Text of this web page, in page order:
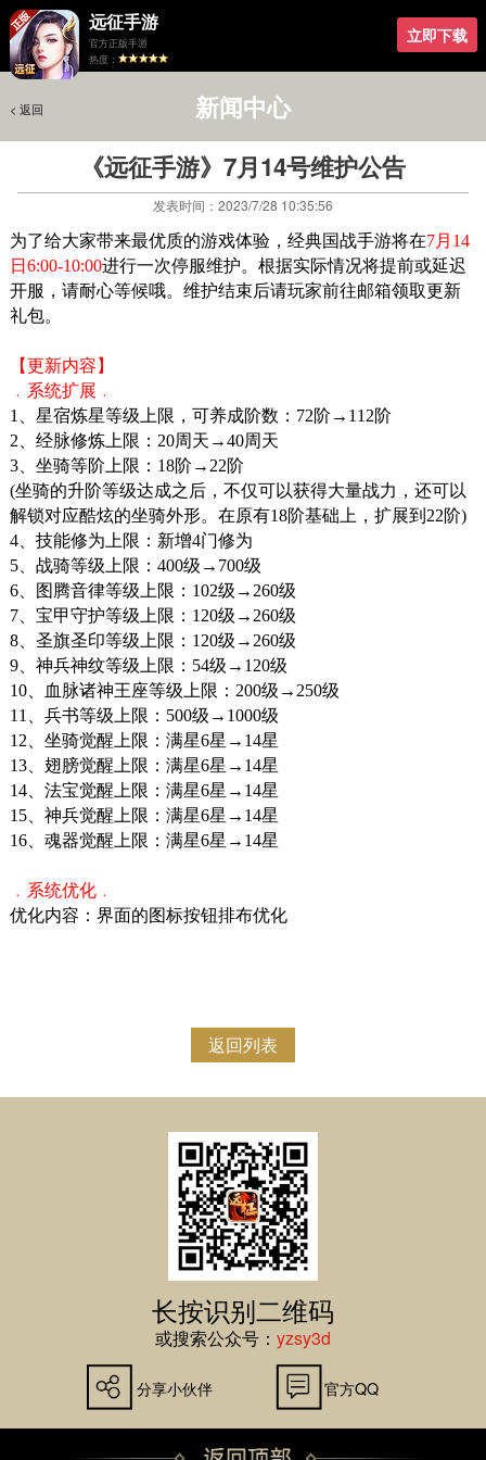
远征手游
官方正版手游
热度：
立即下载
新闻中心
< 返回
< 返回
《远征手游》7月14号维护公告
发表时间：2023/7/28 10:35:56
为了给大家带来最优质的游戏体验，经典国战手游将在7月 14
日6:00-10:00进行一次停服维护。根据实际情况将提前或延迟
开服，请耐心等候哦。维护结束后请玩家前往邮箱领取更新
礼包。
【更新内容】
﹒系统扩展﹒
1、星宿炼星等级上限，可养成阶数：72阶→112阶
2、经脉修炼上限：20周天→40周天
3、坐骑等阶上限：18阶→22阶
(坐骑的升阶等级达成之后，不仅可以获得大量战力，还可以
解锁对应酷炫的坐骑外形。在原有18阶基础上，扩展到22阶)
4、技能修为上限：新增4门修为
5、战骑等级上限：400级→700级
6、图腾音律等级上限：102级→260级
7、宝甲守护等级上限：120级→260级
8、圣旗圣印等级上限：120级→260级
9、神兵神纹等级上限：54级→120级
10、血脉诸神王座等级上限：200级→250级
11、兵书等级上限：500级→1000级
12、坐骑觉醒上限：满星6星→14星
13、翅膀觉醒上限： 满星6星→14星
14、法宝觉醒上限： 满星6星→14星
15、神兵觉醒上限： 满星6星→14星
16、魂器觉醒上限： 满星6星→14星
﹒系统优化﹒
优化内容：界面的图标按钮排布优化
返回列表
长按识别二维码
或搜索公众号： yzsy3d
分享小伙伴 官方QQ